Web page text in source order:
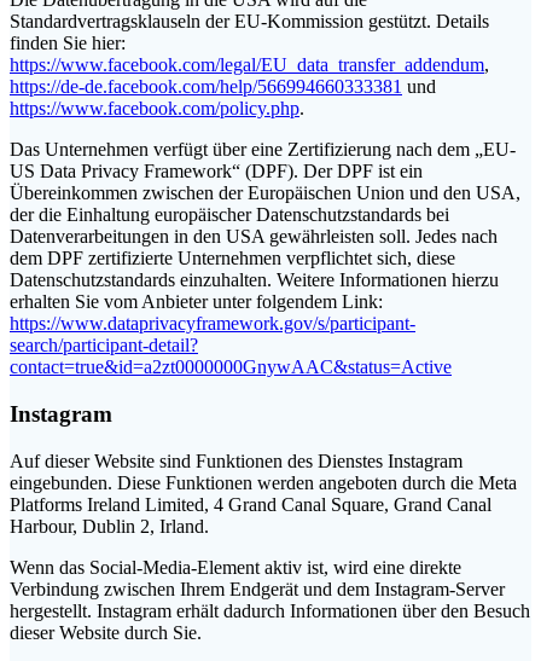
Standardvertragsklauseln der EU-Kommission gestützt. Details
finden Sie hier:
https://www.facebook.com/legal/EU_data_transfer_addendum,
https://de-de.facebook.com/help/566994660333381 und
https://www.facebook.com/policy.php.
Das Unternehmen verfügt über eine Zertifizierung nach dem „EU-
US Data Privacy Framework“ (DPF). Der DPF ist ein
Übereinkommen zwischen der Europäischen Union und den USA,
der die Einhaltung europäischer Datenschutzstandards bei
Datenverarbeitungen in den USA gewährleisten soll. Jedes nach
dem DPF zertifizierte Unternehmen verpflichtet sich, diese
Datenschutzstandards einzuhalten. Weitere Informationen hierzu
erhalten Sie vom Anbieter unter folgendem Link:
https://www.dataprivacyframework.gov/s/participant-
search/participant-detail?
contact=true&id=a2zt0000000GnywAAC&status=Active
Instagram
Auf dieser Website sind Funktionen des Dienstes Instagram
eingebunden. Diese Funktionen werden angeboten durch die Meta
Platforms Ireland Limited, 4 Grand Canal Square, Grand Canal
Harbour, Dublin 2, Irland.
Wenn das Social-Media-Element aktiv ist, wird eine direkte
Verbindung zwischen Ihrem Endgerät und dem Instagram-Server
hergestellt. Instagram erhält dadurch Informationen über den Besuch
dieser Website durch Sie.